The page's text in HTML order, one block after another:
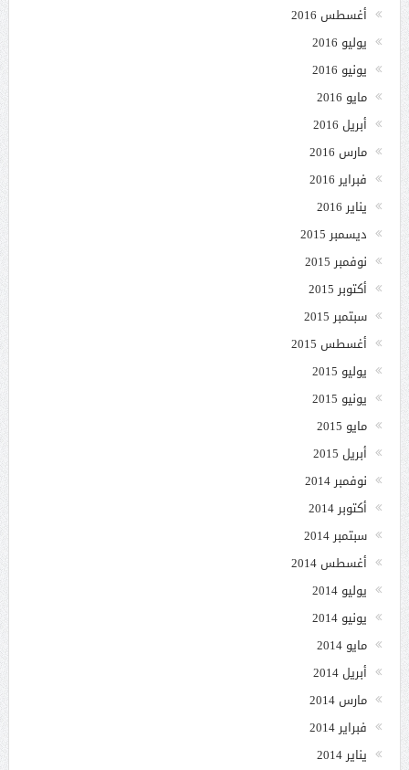
أغسطس 2016
يوليو 2016
يونيو 2016
مايو 2016
أبريل 2016
مارس 2016
فبراير 2016
يناير 2016
ديسمبر 2015
نوفمبر 2015
أكتوبر 2015
سبتمبر 2015
أغسطس 2015
يوليو 2015
يونيو 2015
مايو 2015
أبريل 2015
نوفمبر 2014
أكتوبر 2014
سبتمبر 2014
أغسطس 2014
يوليو 2014
يونيو 2014
مايو 2014
أبريل 2014
مارس 2014
فبراير 2014
يناير 2014